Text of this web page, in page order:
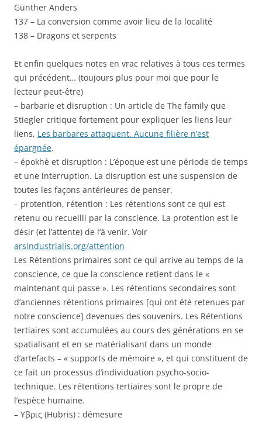
Günther Anders
137 – La conversion comme avoir lieu de la localité
138 – Dragons et serpents
Et enfin quelques notes en vrac relatives à tous ces termes
qui précédent… (toujours plus pour moi que pour le
lecteur peut-être)
– barbarie et disruption : Un article de The family que
Stiegler critique fortement pour expliquer les liens leur
liens, Les barbares attaquent. Aucune filière n’est
épargnée.
– épokhè et disruption : L’époque est une période de temps
et une interruption. La disruption est une suspension de
toutes les façons antérieures de penser.
– protention, rétention : Les rétentions sont ce qui est
retenu ou recueilli par la conscience. La protention est le
désir (et l’attente) de l’à venir. Voir
arsindustrialis.org/attention
Les Rétentions primaires sont ce qui arrive au temps de la
conscience, ce que la conscience retient dans le «
maintenant qui passe ». Les rétentions secondaires sont
d’anciennes rétentions primaires [qui ont été retenues par
notre conscience] devenues des souvenirs. Les Rétentions
tertiaires sont accumulées au cours des générations en se
spatialisant et en se matérialisant dans un monde
d’artefacts – « supports de mémoire », et qui constituent de
ce fait un processus d’individuation psycho-socio-
technique. Les rétentions tertiaires sont le propre de
l’espèce humaine.
– Υβρις (Hubris) : démesure